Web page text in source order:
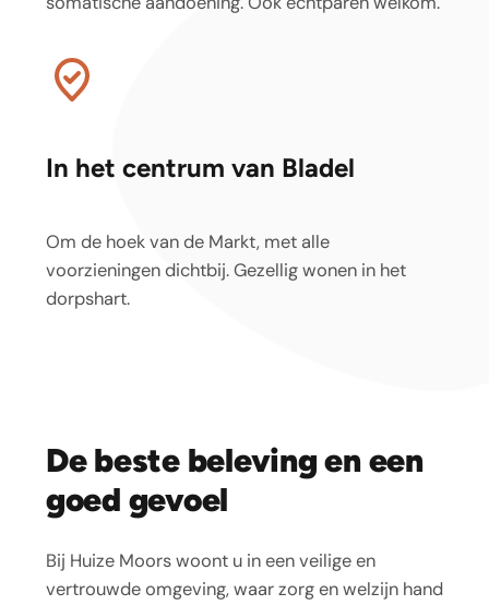
In het centrum van Bladel
Om de hoek van de Markt, met alle
voorzieningen dichtbij. Gezellig wonen in het
dorpshart.
De beste beleving en een
goed gevoel
Bij Huize Moors woont u in een veilige en
vertrouwde omgeving, waar zorg en welzijn hand